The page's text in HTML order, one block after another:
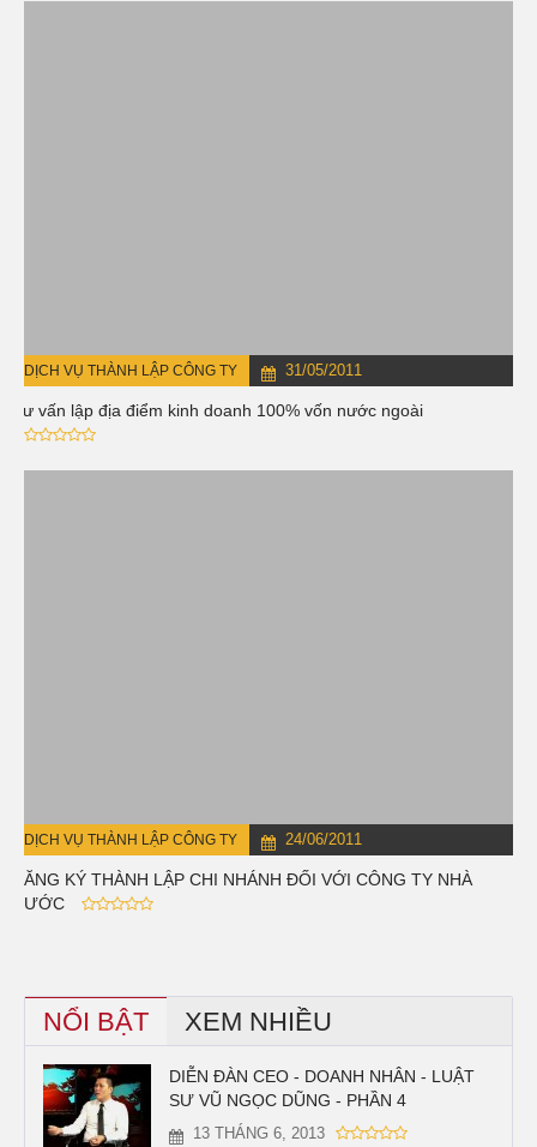
DỊCH VỤ THÀNH LẬP CÔNG TY 31/05/2011
Tư vấn lập địa điểm kinh doanh 100% vốn nước ngoài
DỊCH VỤ THÀNH LẬP CÔNG TY 24/06/2011
ĐĂNG KÝ THÀNH LẬP CHI NHÁNH ĐỐI VỚI CÔNG TY NHÀ
NƯỚC
NỔI BẬT XEM NHIỀU
DIỄN ĐÀN CEO - DOANH NHÂN - LUẬT
SƯ VŨ NGỌC DŨNG - PHẦN 4
13 THÁNG 6, 2013